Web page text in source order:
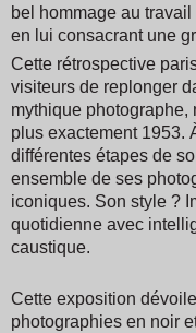
bel hommage au
en lui consacrant une
Cette rétrospective
visiteurs de replonger
mythique photographe,
plus exactement 1953.
différentes étapes de
ensemble de ses
iconiques. Son style ?
quotidienne avec
caustique.
Cette exposition
photographies en noir